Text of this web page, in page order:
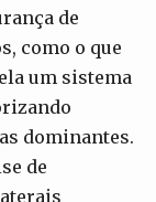
de
como o que
um sistema
dominantes.
de